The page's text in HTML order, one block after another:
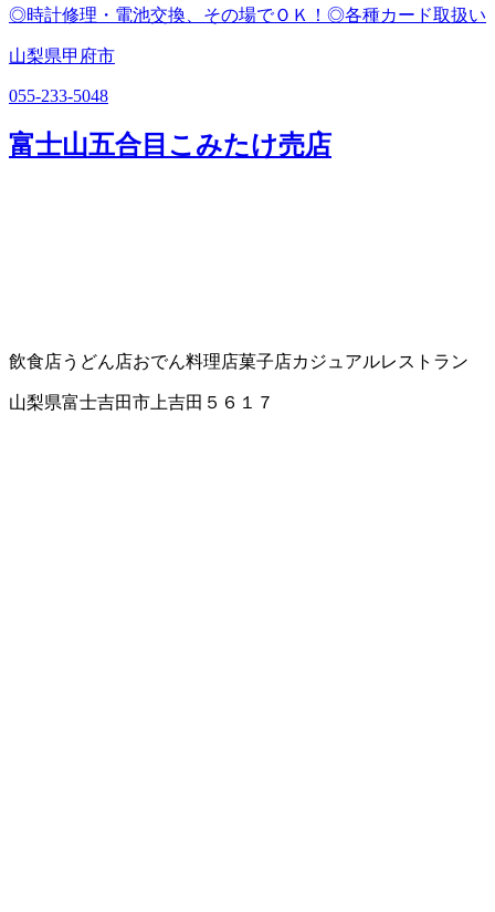
◎時計修理・電池交換、その場でＯＫ！◎各種カード取扱い
山梨県甲府市
055-233-5048
富士山五合目こみたけ売店
飲食店うどん店おでん料理店菓子店カジュアルレストラン
山梨県富士吉田市上吉田５６１７